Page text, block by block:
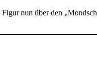
nun über den